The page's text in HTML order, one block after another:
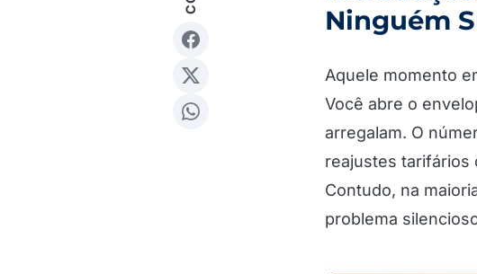
Ninguém
Aquele momento
Você abre o
arregalam. O
reajustes tarifários
Contudo, na
problema